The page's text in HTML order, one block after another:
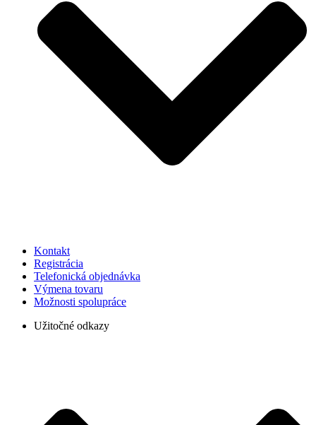
Kontakt
Registrácia
Telefonická objednávka
Výmena tovaru
Možnosti spolupráce
Užitočné odkazy